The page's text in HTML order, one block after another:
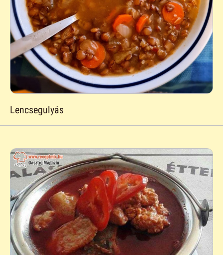
Lencsegulyás